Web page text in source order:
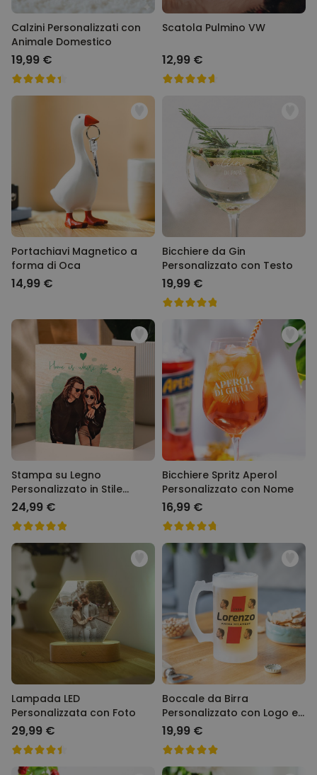
Calzini Personalizzati con
Animale Domestico
19,99 €
Scatola Pulmino VW
12,99 €
Portachiavi Magnetico a
forma di Oca
14,99 €
Bicchiere da Gin
Personalizzato con Testo
19,99 €
Stampa su Legno
Personalizzato in Stile
Fumetto
24,99 €
Bicchiere Spritz Aperol
Personalizzato con Nome
16,99 €
Lampada LED
Personalizzata con Foto
29,99 €
Boccale da Birra
Personalizzato con Logo e
4 Volti
19,99 €